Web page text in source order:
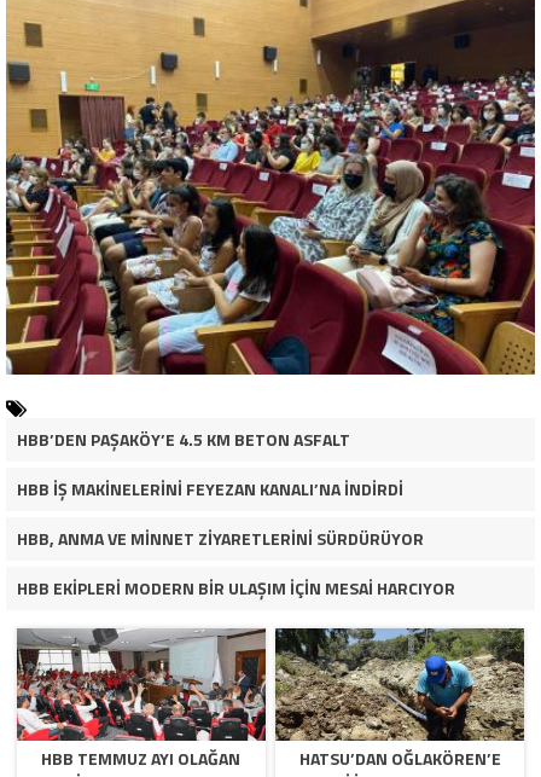
HBB’DEN PAŞAKÖY’E 4.5 KM BETON ASFALT
HBB İŞ MAKİNELERİNİ FEYEZAN KANALI’NA İNDİRDİ
HBB, ANMA VE MİNNET ZİYARETLERİNİ SÜRDÜRÜYOR
HBB EKİPLERİ MODERN BİR ULAŞIM İÇİN MESAİ HARCIYOR
HBB TEMMUZ AYI OLAĞAN
HATSU’DAN OĞLAKÖREN’E